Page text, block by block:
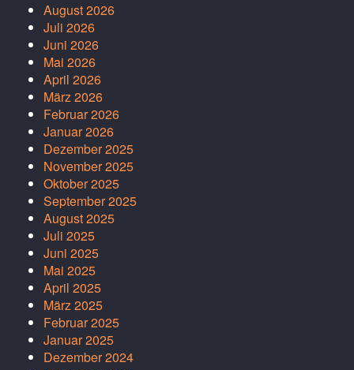
August 2026
Juli 2026
Juni 2026
Mai 2026
April 2026
März 2026
Februar 2026
Januar 2026
Dezember 2025
November 2025
Oktober 2025
September 2025
August 2025
Juli 2025
Juni 2025
Mai 2025
April 2025
März 2025
Februar 2025
Januar 2025
Dezember 2024